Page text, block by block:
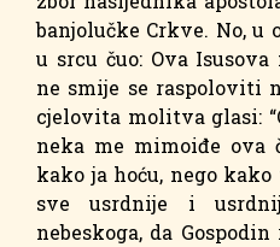
banjolučke Crkve. No, u
u srcu čuo: Ova
ne smije se raspoloviti
cjelovita molitva glasi:
neka me mimoiđe ova
kako ja hoću, nego
sve usrdnije i
nebeskoga, da